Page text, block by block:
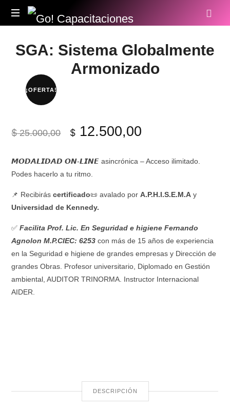
Go!
SGA: Sistema Globalmente
Armonizado
¡OFERTA!
$25.000,00
El
precio
era:
$ 25.000,00.
$ 12.500,00
precio
$ 12.500,00.
𝙈𝙊𝘿𝘼𝙇𝙄𝘿𝘼𝘿 𝙊𝙉-𝙇𝙄𝙉𝙀 asincrónica – Acceso ilimitado.
Podes hacerlo a tu ritmo.
📌 Recibiráscertificado📜 avalado porA.P.H.I.S.E.M.A y
Universidad de Kennedy.
✅Facilita Prof. Lic. En Seguridad e higiene Fernando
Agnolon M.P.CIEC: 6253 con más de 15 años de experiencia
en la Seguridad e higiene de grandes empresas y Dirección de
grandes Obras. Profesor universitario, Diplomado en Gestión
ambiental, AUDITOR TRINORMA. Instructor Internacional
AIDER.
DESCRIPCIÓN